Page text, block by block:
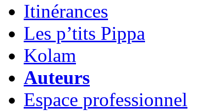
Itinérances
Les p’tits Pippa
Kolam
Auteurs
Espace professionnel